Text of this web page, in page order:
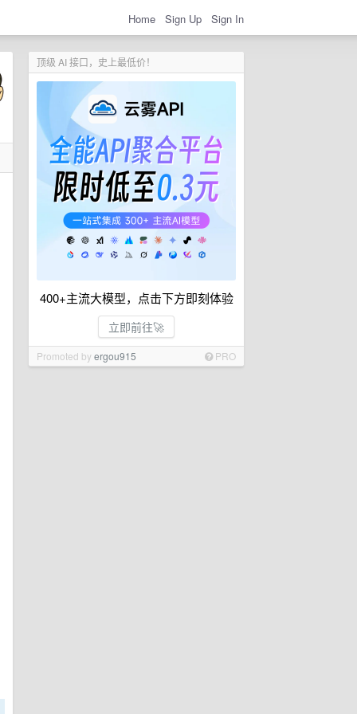
Home Sign Up Sign In
顶级 AI 接口，史上最低价！
400+主流大模型，点击下方即刻体验
立即前往🚀
Promoted byergou915 PRO